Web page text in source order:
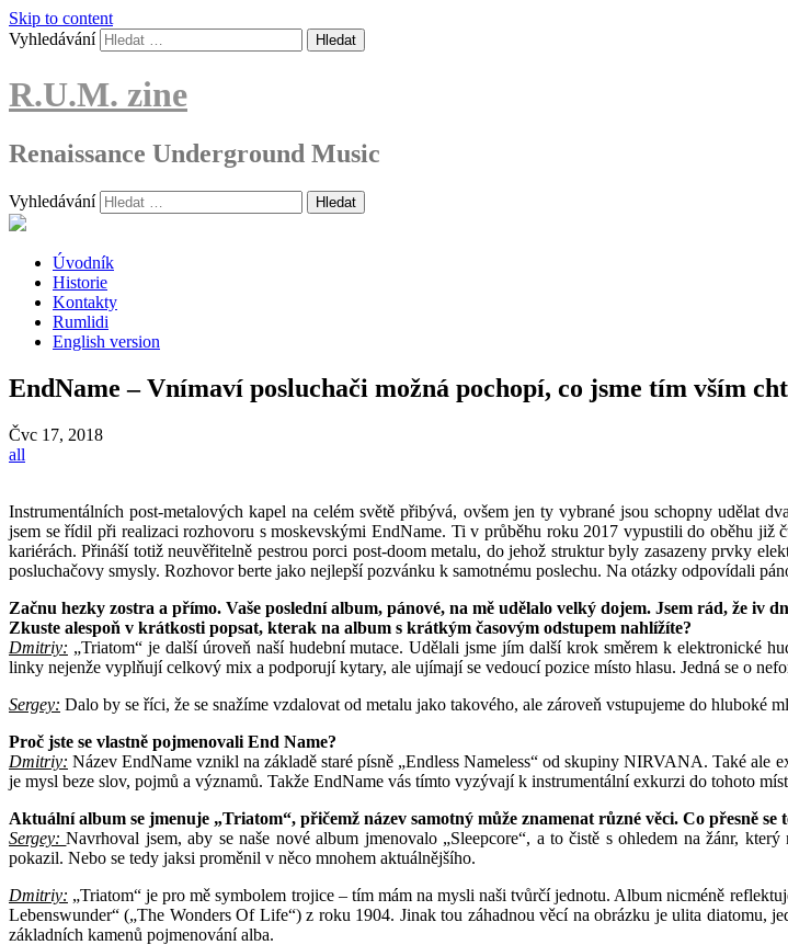
Skip to content
Vyhledávání
R.U.M. zine
Renaissance Underground Music
Vyhledávání
Úvodník
Historie
Kontakty
Rumlidi
English version
EndName – Vnímaví posluchači možná pochopí, co jsme tím vším
Čvc 17, 2018
all
Instrumentálních post-metalových kapel na celém světě přibývá, ovšem jen ty vybrané jsou schopny udělat
jsem se řídil při realizaci rozhovoru s moskevskými EndName. Ti v průběhu roku 2017 vypustili do oběhu již
kariérách. Přináší totiž neuvěřitelně pestrou porci post-doom metalu, do jehož struktur byly zasazeny prvky
posluchačovy smysly. Rozhovor berte jako nejlepší pozvánku k samotnému poslechu. Na otázky odpovídali
Začnu hezky zostra a přímo. Vaše poslední album, pánové, na mě udělalo velký dojem. Jsem rád, že iv
Zkuste alespoň v krátkosti popsat, kterak na album s krátkým časovým odstupem nahlížíte?
Dmitriy: „Triatom“ je další úroveň naší hudební mutace. Udělali jsme jím další krok směrem k elektronické
linky nejenže vyplňují celkový mix a podporují kytary, ale ujímají se vedoucí pozice místo hlasu. Jedná se o
Sergey: Dalo by se říci, že se snažíme vzdalovat od metalu jako takového, ale zároveň vstupujeme do hluboké
Proč jste se vlastně pojmenovali End Name?
Dmitriy: Název EndName vznikl na základě staré písně „Endless Nameless“ od skupiny NIRVANA. Také ale
je mysl beze slov, pojmů a významů. Takže EndName vás tímto vyzývají k instrumentální exkurzi do tohoto
Aktuální album se jmenuje „Triatom“, přičemž název samotný může znamenat různé věci. Co přesně se
Sergey: Navrhoval jsem, aby se naše nové album jmenovalo „Sleepcore“, a to čistě s ohledem na žánr,
pokazil. Nebo se tedy jaksi proměnil v něco mnohem aktuálnějšího.
Dmitriy: „Triatom“ je pro mě symbolem trojice – tím mám na mysli naši tvůrčí jednotu. Album nicméně
Lebenswunder“ („The Wonders Of Life“) z roku 1904. Jinak tou záhadnou věcí na obrázku je ulita diatomu,
základních kamenů pojmenování alba.